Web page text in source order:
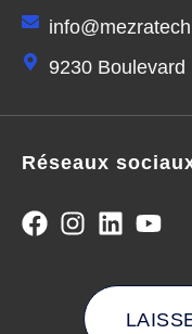
9230 Boulevard
Réseaux